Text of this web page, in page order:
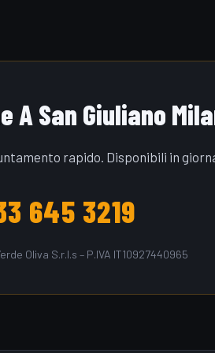
A San Giuliano
rapido. Disponibili in
645 3219
Oliva S.r.l.s – P.IVA IT10927440965